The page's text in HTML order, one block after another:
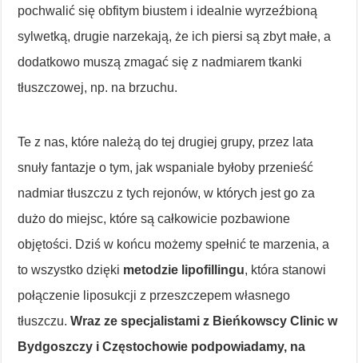
pochwalić się obfitym biustem i idealnie wyrzeźbioną
sylwetką, drugie narzekają, że ich piersi są zbyt małe, a
dodatkowo muszą zmagać się z nadmiarem tkanki
tłuszczowej, np. na brzuchu.
Te z nas, które należą do tej drugiej grupy, przez lata
snuły fantazje o tym, jak wspaniale byłoby przenieść
nadmiar tłuszczu z tych rejonów, w których jest go za
dużo do miejsc, które są całkowicie pozbawione
objętości. Dziś w końcu możemy spełnić te marzenia, a
to wszystko dzięki metodzie lipofillingu, która stanowi
połączenie liposukcji z przeszczepem własnego
tłuszczu.Wraz ze specjalistami z Bieńkowscy Clinic w
Bydgoszczy i Częstochowie podpowiadamy, na